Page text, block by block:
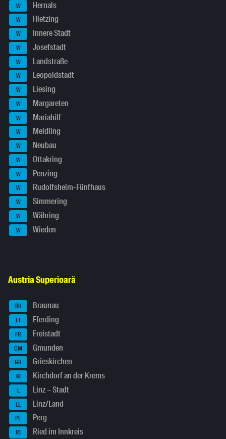
W Hernals
W Hietzing
W Innere Stadt
W Josefstadt
W Landstraße
W Leopoldstadt
W Liesing
W Margareten
W Mariahilf
W Meidling
W Neubau
W Ottakring
W Penzing
W Rudolfsheim-Fünfhaus
W Simmering
W Währing
W Wieden
Austria Superioară
BR Braunau
EF Eferding
FR Freistadt
GM Gmunden
GR Grieskirchen
KI Kirchdorf an der Krems
L Linz – Stadt
LL Linz/Land
PE Perg
RI Ried im Innkreis